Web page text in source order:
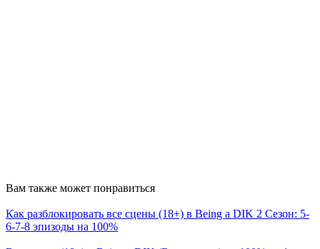
Вам также может понравиться
Как разблокировать все сцены (18+) в Being a DIK 2 Сезон: 5-
6-7-8 эпизоды на 100%